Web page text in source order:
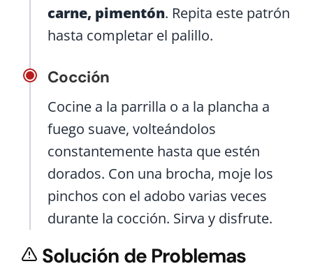
carne, pimentón. Repita este patrón
hasta completar el palillo.
Cocción
Cocine a la parrilla o a la plancha a
fuego suave, volteándolos
constantemente hasta que estén
dorados. Con una brocha, moje los
pinchos con el adobo varias veces
durante la cocción. Sirva y disfrute.
Solución de Problemas